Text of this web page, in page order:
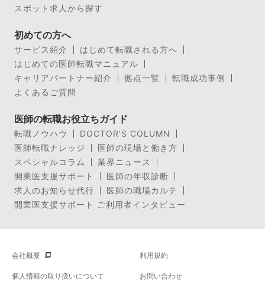
スポット求人から探す
初めての方へ
サービス紹介
はじめて転職される方へ
はじめての医師転職マニュアル
キャリアパートナー紹介
拠点一覧
転職成功事例
よくあるご質問
医師の転職お役立ちガイド
転職ノウハウ
DOCTOR’S COLUMN
医師転職ナレッジ
医師の現場と働き方
スペシャルコラム
業界ニュース
開業医支援サポート
医師の年収診断
求人のお知らせ代行
医師の職場カルテ
開業医支援サポート ご利用者インタビュー
会社概要 利用規約
個人情報の取り扱いについて お問い合わせ